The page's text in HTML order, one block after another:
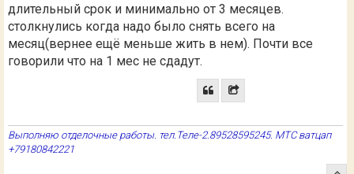
длительный срок и минимально от 3 месяцев.
столкнулись когда надо было снять всего на
месяц(вернее ещё меньше жить в нем). Почти все
говорили что на 1 мес не сдадут.
Выполняю отделочные работы. тел.Теле-2.89528595245. МТС ватцап
+79180842221